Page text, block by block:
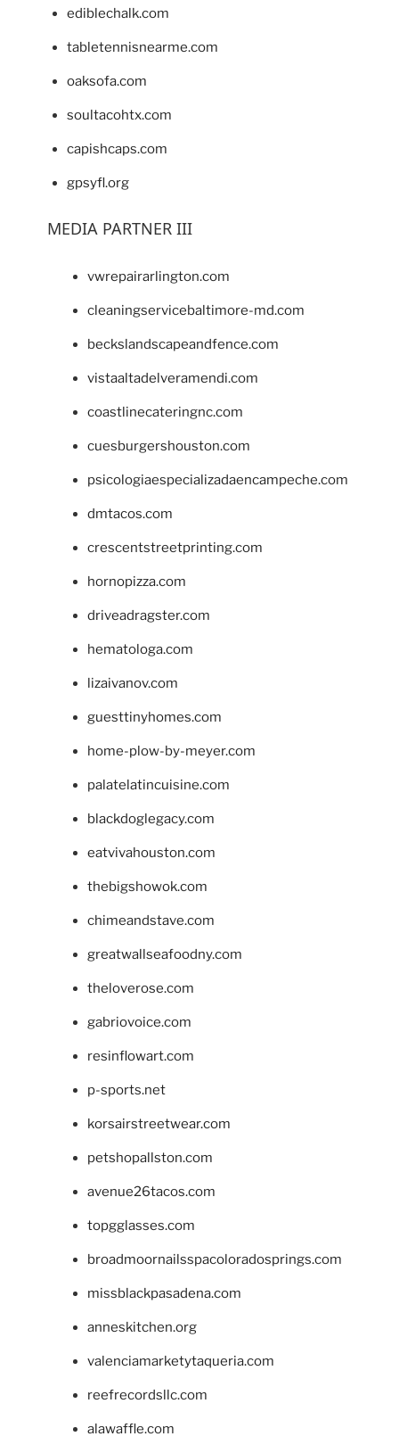
ediblechalk.com
tabletennisnearme.com
oaksofa.com
soultacohtx.com
capishcaps.com
gpsyfl.org
MEDIA PARTNER III
vwrepairarlington.com
cleaningservicebaltimore-md.com
beckslandscapeandfence.com
vistaaltadelveramendi.com
coastlinecateringnc.com
cuesburgershouston.com
psicologiaespecializadaencampeche.com
dmtacos.com
crescentstreetprinting.com
hornopizza.com
driveadragster.com
hematologa.com
lizaivanov.com
guesttinyhomes.com
home-plow-by-meyer.com
palatelatincuisine.com
blackdoglegacy.com
eatvivahouston.com
thebigshowok.com
chimeandstave.com
greatwallseafoodny.com
theloverose.com
gabriovoice.com
resinflowart.com
p-sports.net
korsairstreetwear.com
petshopallston.com
avenue26tacos.com
topgglasses.com
broadmoornailsspacoloradosprings.com
missblackpasadena.com
anneskitchen.org
valenciamarketytaqueria.com
reefrecordsllc.com
alawaffle.com